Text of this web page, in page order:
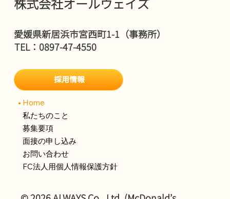
新居浜川東店
株式会社オールウェイズ
採用情報
Home
私たちのこと
募集要項
面接の申し込み
お問い合わせ
FC法人用個人情報保護方針
愛媛県新居浜市宮西町1-1（事務所）
TEL：0897-47-4550